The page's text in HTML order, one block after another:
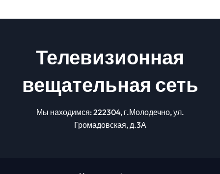
Телевизионная
вещательная сеть
Мы находимся: 222304, г.Молодечно, ул.
Громадовская, д.3А